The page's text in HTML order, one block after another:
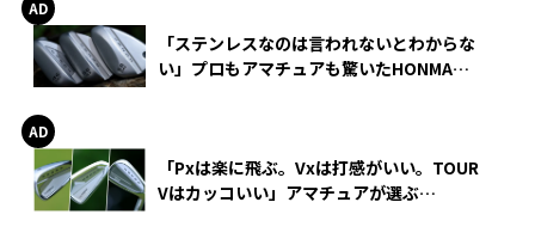
「ステンレスなのは言われないとわからな
い」プロもアマチュアも驚いたHONMA
「Pxは楽に飛ぶ。Vxは打感がいい。TOUR
Vはカッコいい」アマチュアが選ぶ